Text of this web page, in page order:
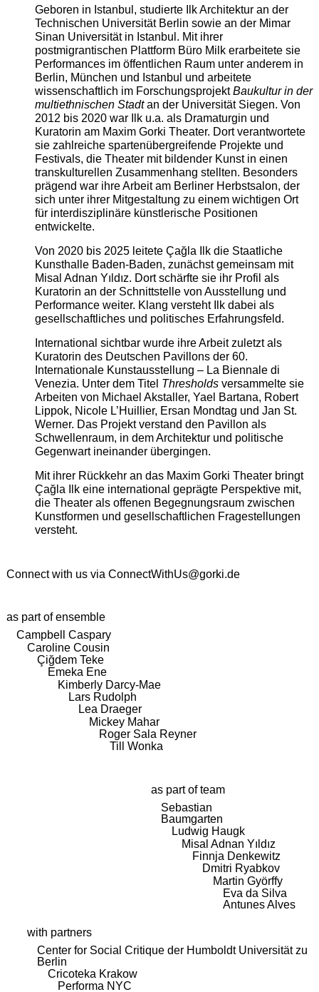
Geboren in Istanbul, studierte Ilk Architektur an der
Technischen Universität Berlin sowie an der Mimar
Sinan Universität in Istanbul. Mit ihrer
postmigrantischen Plattform Büro Milk erarbeitete sie
Performances im öffentlichen Raum unter anderem in
Berlin, München und Istanbul und arbeitete
wissenschaftlich im ForschungsprojektBaukultur in der
multiethnischen Stadtan der Universität Siegen. Von
2012 bis 2020 war Ilk u.a. als Dramaturgin und
Kuratorin am Maxim Gorki Theater. Dort verantwortete
sie zahlreiche spartenübergreifende Projekte und
Festivals, die Theater mit bildender Kunst in einen
transkulturellen Zusammenhang stellten. Besonders
prägend war ihre Arbeit am Berliner Herbstsalon, der
sich unter ihrer Mitgestaltung zu einem wichtigen Ort
für interdisziplinäre künstlerische Positionen
entwickelte.
Von 2020 bis 2025 leitete Çağla Ilk die Staatliche
Kunsthalle Baden-Baden, zunächst gemeinsam mit
Misal Adnan Yıldız. Dort schärfte sie ihr Profil als
Kuratorin an der Schnittstelle von Ausstellung und
Performance weiter. Klang versteht Ilk dabei als
gesellschaftliches und politisches Erfahrungsfeld.
International sichtbar wurde ihre Arbeit zuletzt als
Kuratorin des Deutschen Pavillons der 60.
Internationale Kunstausstellung – La Biennale di
Venezia. Unter dem Titel Thresholdsversammelte sie
Arbeiten von Michael Akstaller, Yael Bartana, Robert
Lippok, Nicole L’Huillier, Ersan Mondtag und Jan St.
Werner. Das Projekt verstand den Pavillon als
Schwellenraum, in dem Architektur und politische
Gegenwart ineinander übergingen.
Mit ihrer Rückkehr an das Maxim Gorki Theater bringt
Çağla Ilk eine international geprägte Perspektive mit,
die Theater als offenen Begegnungsraum zwischen
Kunstformen und gesellschaftlichen Fragestellungen
versteht.
Connect with us via ConnectWithUs@gorki.de
as part of ensemble
Campbell Caspary
Caroline Cousin
Çiğdem Teke
Emeka Ene
Kimberly Darcy-Mae
Lars Rudolph
Lea Draeger
Mickey Mahar
Roger Sala Reyner
Till Wonka
as part of team
Sebastian
Baumgarten
Ludwig Haugk
Misal Adnan Yıldız
Finnja Denkewitz
Dmitri Ryabkov
Martin Györffy
Eva da Silva
Antunes Alves
with partners
Center for Social Critique der Humboldt Universität zu
Berlin
Cricoteka Krakow
Performa NYC